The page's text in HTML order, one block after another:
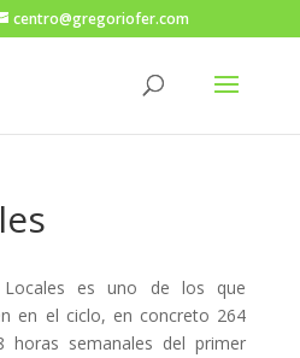
centro@gregoriofer.com
es uno de los que
en el ciclo, en concreto 264
horas semanales del primer